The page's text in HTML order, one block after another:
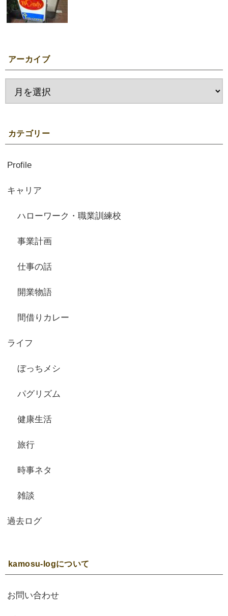
アーカイブ
カテゴリー
Profile
キャリア
ハローワーク・職業訓練校
事業計画
仕事の話
開業物語
間借りカレー
ライフ
ぼっちメシ
パグリズム
健康生活
旅行
時事ネタ
雑談
過去ログ
kamosu-logについて
お問い合わせ